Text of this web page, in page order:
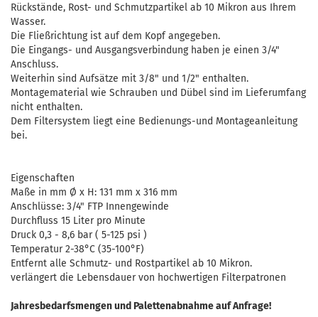
Rückstände, Rost- und Schmutzpartikel ab 10 Mikron aus Ihrem
Wasser.
Die Fließrichtung ist auf dem Kopf angegeben.
Die Eingangs- und Ausgangsverbindung haben je einen 3/4"
Anschluss.
Weiterhin sind Aufsätze mit 3/8" und 1/2" enthalten.
Montagematerial wie Schrauben und Dübel sind im Lieferumfang
nicht enthalten.
Dem Filtersystem liegt eine Bedienungs-und Montageanleitung
bei.
Eigenschaften
Maße in mm Ø x H: 131 mm x 316 mm
Anschlüsse: 3/4" FTP Innengewinde
Durchfluss 15 Liter pro Minute
Druck 0,3 - 8,6 bar ( 5-125 psi )
Temperatur 2-38°C (35-100°F)
Entfernt alle Schmutz- und Rostpartikel ab 10 Mikron.
verlängert die Lebensdauer von hochwertigen Filterpatronen
Jahresbedarfsmengen und Palettenabnahme auf Anfrage!